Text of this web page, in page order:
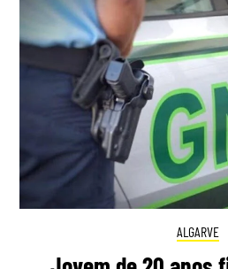
ALGARVE